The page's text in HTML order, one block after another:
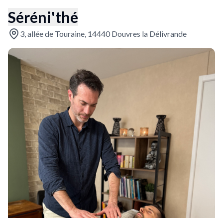
Séréni'thé
3, allée de Touraine, 14440 Douvres la Délivrande